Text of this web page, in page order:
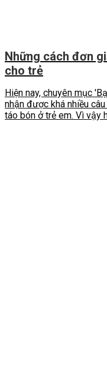
Những cách đơn
cho trẻ
Hiện nay, chuyên mục
nhận được khá nhiều
táo bón ở trẻ em. Vì vậy